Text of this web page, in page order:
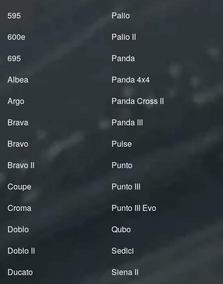
595
600e
695
Albea
Argo
Brava
Bravo
Bravo II
Coupe
Croma
Doblo
Doblo II
Ducato
Palio
Palio II
Panda
Panda 4x4
Panda Cross II
Panda III
Pulse
Punto
Punto III
Punto III Evo
Qubo
Sedici
Siena II